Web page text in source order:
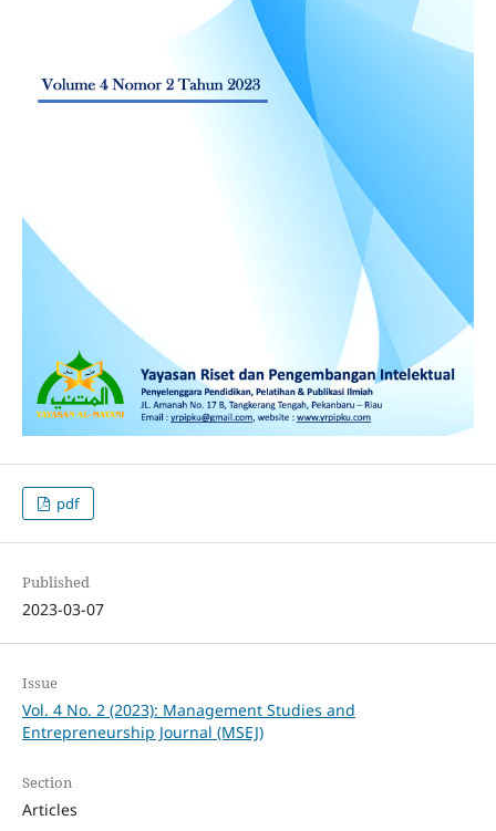
pdf
Published
2023-03-07
Issue
Vol. 4 No. 2 (2023): Management Studies and
Entrepreneurship Journal (MSEJ)
Section
Articles